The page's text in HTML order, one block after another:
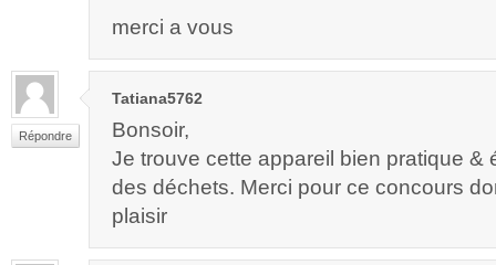
merci a vous
Répondre
Tatiana5762
Bonsoir,
Je trouve cette appareil bien pratique &
des déchets. Merci pour ce concours
plaisir